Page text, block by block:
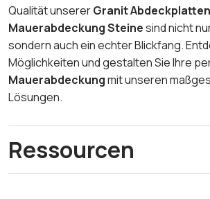
Qualität unsererGranit Abdeckplatten
Mauerabdeckung Steinesind nicht
sondern auch ein echter Blickfang.
Möglichkeiten und gestalten Sie Ihre
Mauerabdeckungmit unseren
Lösungen.
Ressourcen